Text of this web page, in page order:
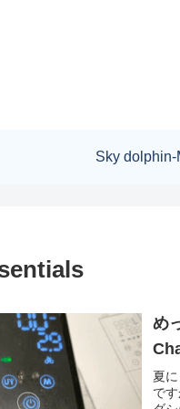
Sky dolphin-
め
夏
で